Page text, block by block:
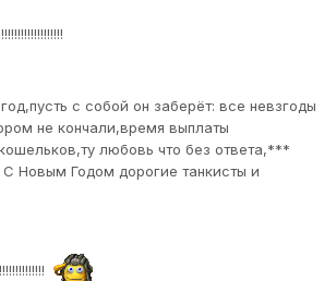
с собой он заберёт: все невзгоды
не кончали,время выплаты
любовь что без ответа,***
С Новым Годом дорогие танкисты и